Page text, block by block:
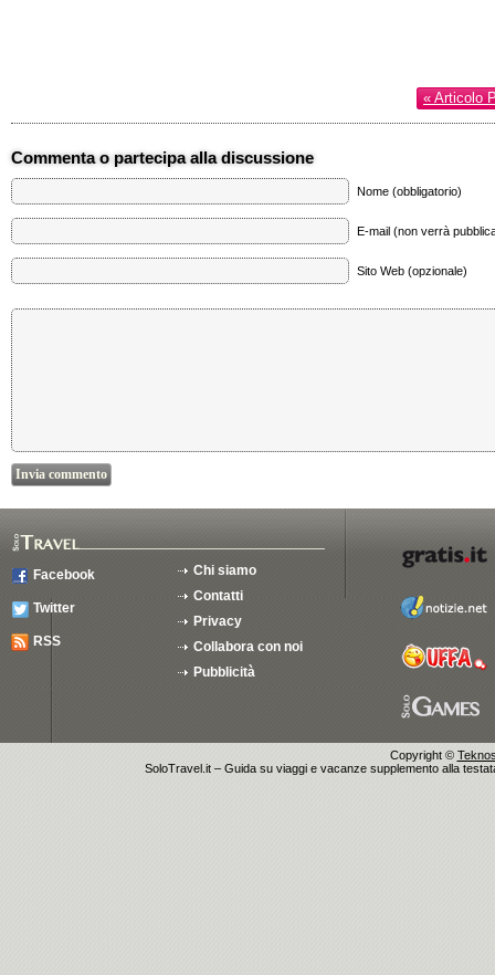
« Articolo
Commenta o partecipa alla discussione
Nome (obbligatorio)
E-mail (non verrà
Sito Web (opzionale)
Facebook
Twitter
RSS
Chi siamo
Contatti
Privacy
Collabora con noi
Pubblicità
Copyright ©
SoloTravel.it – Guida su viaggi e vacanze supplemento alla